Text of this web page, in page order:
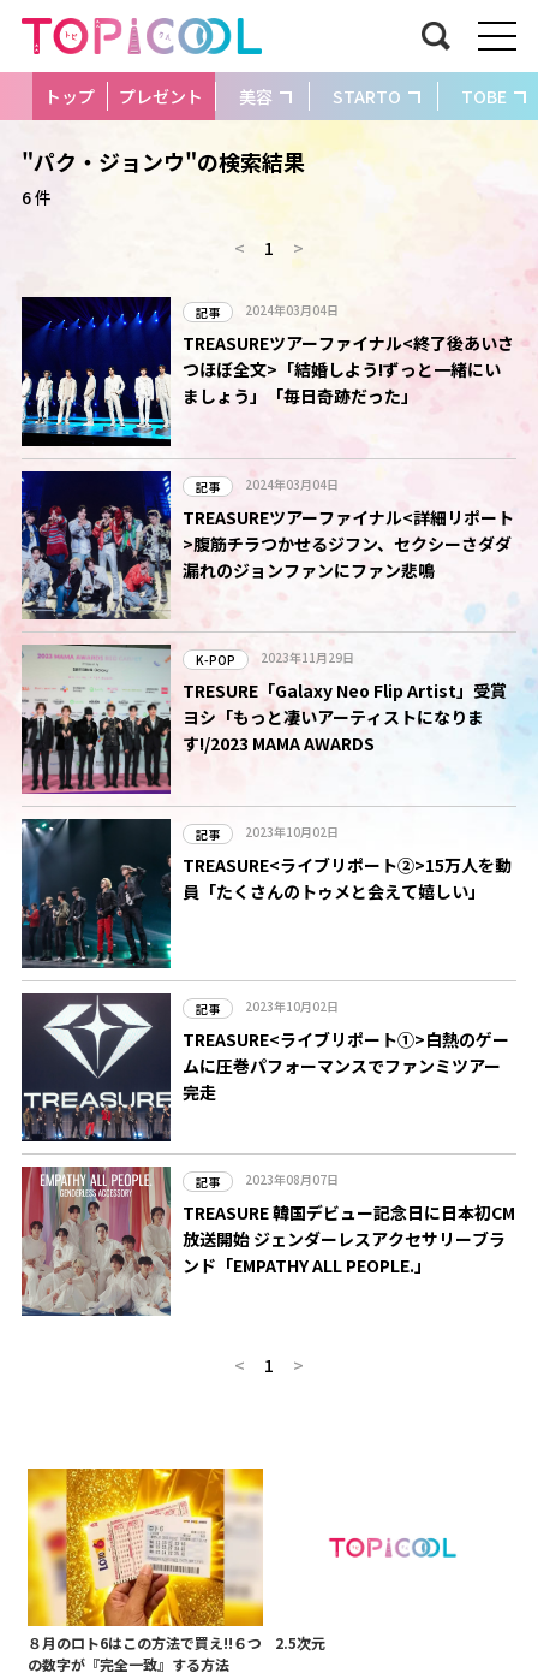
トップ プレゼント 美容 STARTO TOBE
"パク・ジョンウ"の検索結果
6 件
< 1 >
記事 2024年03月04日
TREASUREツアーファイナル<終了後あいさ
つほぼ全文>「結婚しよう!ずっと一緒にい
ましょう」「毎日奇跡だった」
記事 2024年03月04日
TREASUREツアーファイナル<詳細リポート
>腹筋チラつかせるジフン、セクシーさダダ
漏れのジョンファンにファン悲鳴
K-POP 2023年11月29日
TRESURE「Galaxy Neo Flip Artist」受賞
ヨシ「もっと凄いアーティストになりま
す!/2023 MAMA AWARDS
記事 2023年10月02日
TREASURE<ライブリポート②>15万人を動
員「たくさんのトゥメと会えて嬉しい」
記事 2023年10月02日
TREASURE<ライブリポート①>白熱のゲー
ムに圧巻パフォーマンスでファンミツアー
完走
記事 2023年08月07日
TREASURE 韓国デビュー記念日に日本初CM
放送開始 ジェンダーレスアクセサリーブラ
ンド「EMPATHY ALL PEOPLE.」
< 1 >
８月のロト6はこの方法で買え!!６つ
の数字が『完全一致』する方法
2.5次元